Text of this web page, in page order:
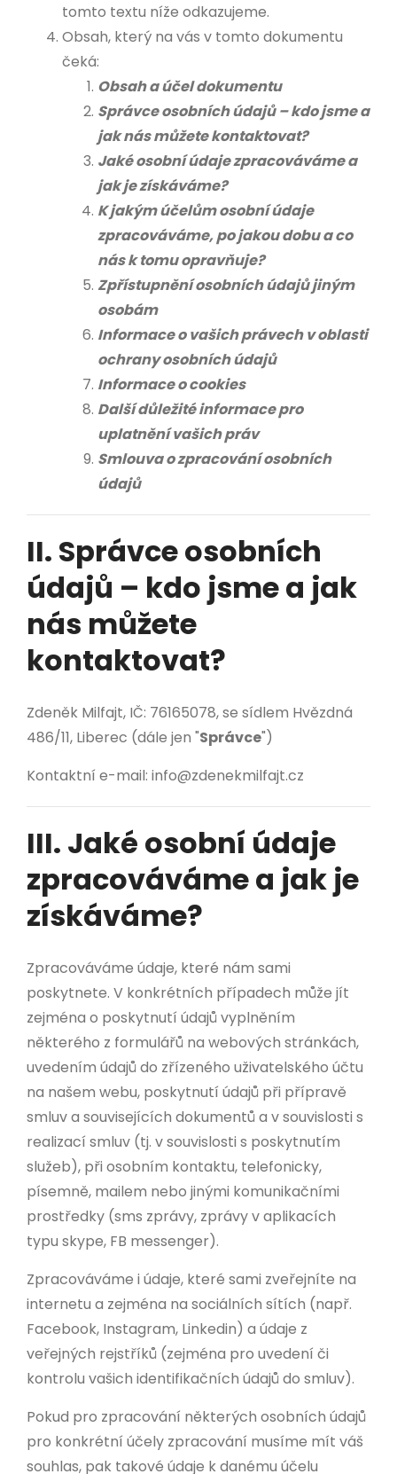
tomto textu níže odkazujeme.
Obsah, který na vás v tomto dokumentu
čeká:
Obsah a účel dokumentu
Správce osobních údajů – kdo jsme a
jak nás můžete kontaktovat?
Jaké osobní údaje zpracováváme a
jak je získáváme?
K jakým účelům osobní údaje
zpracováváme, po jakou dobu a co
nás k tomu opravňuje?
Zpřístupnění osobních údajů jiným
osobám
Informace o vašich právech v oblasti
ochrany osobních údajů
Informace o cookies
Další důležité informace pro
uplatnění vašich práv
Smlouva o zpracování osobních
údajů
II. Správce osobních
údajů – kdo jsme a jak
nás můžete
kontaktovat?
Zdeněk Milfajt, IČ: 76165078, se sídlem Hvězdná
486/11, Liberec (dále jen "Správce")
Kontaktní e-mail: info@zdenekmilfajt.cz
III. Jaké osobní údaje
zpracováváme a jak je
získáváme?
Zpracováváme údaje, které nám sami
poskytnete. V konkrétních případech může jít
zejména o poskytnutí údajů vyplněním
některého z formulářů na webových stránkách,
uvedením údajů do zřízeného uživatelského účtu
na našem webu, poskytnutí údajů při přípravě
smluv a souvisejících dokumentů a v souvislosti s
realizací smluv (tj. v souvislosti s poskytnutím
služeb), při osobním kontaktu, telefonicky,
písemně, mailem nebo jinými komunikačními
prostředky (sms zprávy, zprávy v aplikacích
typu skype, FB messenger).
Zpracováváme i údaje, které sami zveřejníte na
internetu a zejména na sociálních sítích (např.
Facebook, Instagram, Linkedin) a údaje z
veřejných rejstříků (zejména pro uvedení či
kontrolu vašich identifikačních údajů do smluv).
Pokud pro zpracování některých osobních údajů
pro konkrétní účely zpracování musíme mít váš
souhlas, pak takové údaje k danému účelu